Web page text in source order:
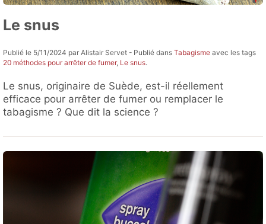
Le snus
Publié le 5/11/2024 par Alistair Servet - Publié dans Tabagisme avec les tags
20 méthodes pour arrêter de fumer, Le snus.
Le snus, originaire de Suède, est-il réellement
efficace pour arrêter de fumer ou remplacer le
tabagisme ? Que dit la science ?